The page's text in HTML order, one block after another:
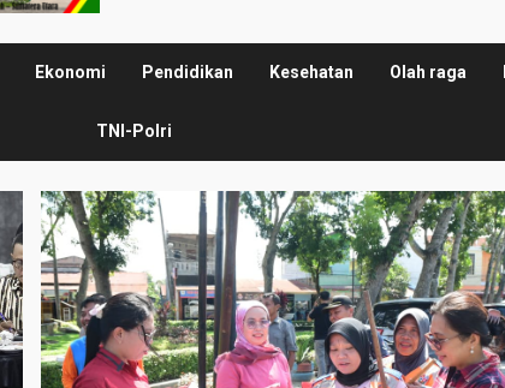
Ekonomi Pendidikan Kesehatan Olah raga
TNI-Polri